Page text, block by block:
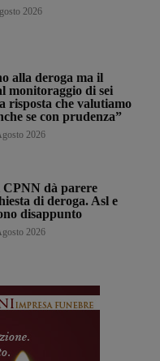
2026
alla deroga ma il
monitoraggio di sei
risposta che valutiamo
se con prudenza”
2026
dà parere
di deroga. Asl e
disappunto
2026